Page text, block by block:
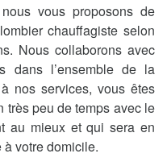
vous proposons de
chauffagiste selon
Nous collaborons avec
dans l’ensemble de la
nos services, vous êtes
très peu de temps avec le
au mieux et qui sera en
à votre domicile.